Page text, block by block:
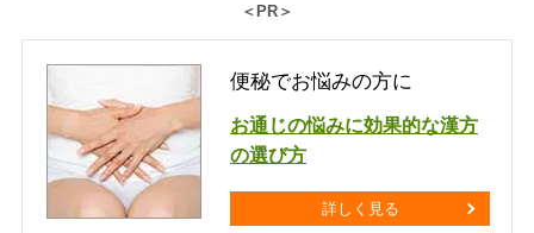
＜PR＞
便秘でお悩みの方に
お通じの悩みに効果的な漢方
の選び方
詳しく見る